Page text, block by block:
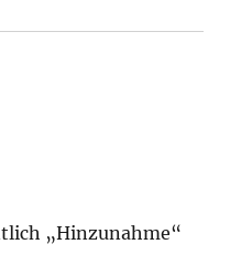
„Hinzunahme“